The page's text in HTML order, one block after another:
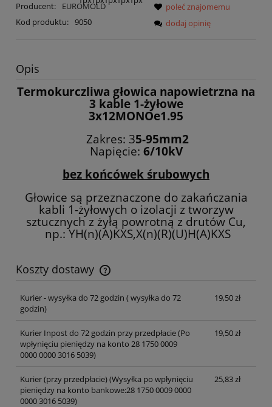
Producent:
EUROMOLD
Kod produktu: 9050
poleć znajomemu
dodaj opinię
Opis
Termokurczliwa głowica napowietrzna na
3 kable 1-żyłowe
3x12MONOe1.95
Zakres: 35-95mm2
Napięcie: 6/10kV
bez końcówek śrubowych
Głowice są przeznaczone do zakańczania
kabli 1-żyłowych o izolacji z tworzyw
sztucznych z żyłą powrotną z drutów Cu,
np.: YH(n)(A)KXS,X(n)(R)(U)H(A)KXS
Koszty dostawy
Cena nie zawiera ewentualnych kosztów płatności
Kurier - wysyłka do 72 godzin ( wysyłka do 72
godzin)
19,50 zł
Kurier Inpost do 72 godzin przy przedpłacie(Po
wpłynięciu pieniędzy na konto 28 1750 0009
0000 0000 3016 5039)
19,50 zł
Kurier (przy przedpłacie)(Wysyłka po wpłynięciu
pieniędzy na konto bankowe:28 1750 0009 0000
0000 3016 5039)
25,83 zł